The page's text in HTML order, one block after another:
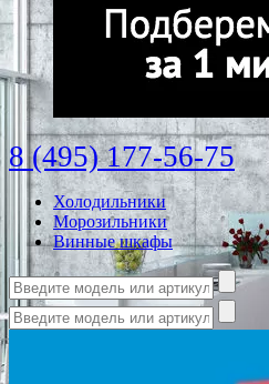
8 (495) 177-56-75
Холодильники
Морозильники
Винные шкафы